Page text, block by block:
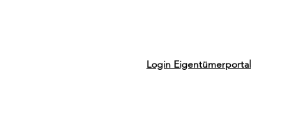
Login Eigentümerportal